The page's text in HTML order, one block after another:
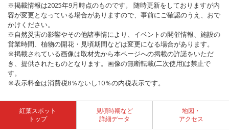
※掲載情報は2025年9月時点のものです。 随時更新をしておりますが内
容が変更となっている場合がありますので、事前にご確認のうえ、おで
かけください。
※自然災害の影響やその他諸事情により、イベントの開催情報、施設の
営業時間、植物の開花・見頃期間などは変更になる場合があります。
※掲載されている画像は取材先から本ページへの掲載の許諾をいただ
き、提供されたものとなります。画像の無断転載(二次使用)は禁止で
す。
※表示料金は消費税8％ないし10％の内税表示です。
紅葉スポット
トップ
見頃時期など
詳細データ
地図・
アクセス